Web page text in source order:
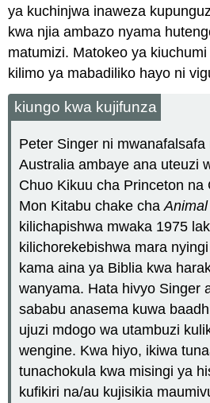
ya kuchinjwa inaweza
kwa njia ambazo nyama
matumizi. Matokeo ya
kilimo ya mabadiliko hayo ni
kiungo kwa kujifunza
Peter Singer ni mwanafalsafa
Australia ambaye ana uteuzi
Chuo Kikuu cha Princeton na
Mon Kitabu chake cha
kilichapishwa mwaka 1975
kilichorekebishwa mara
kama aina ya Biblia kwa
wanyama. Hata hivyo Singer
sababu anasema kuwa
ujuzi mdogo wa utambuzi
wengine. Kwa hiyo, ikiwa
tunachokula kwa misingi ya
kufikiri na/au kujisikia